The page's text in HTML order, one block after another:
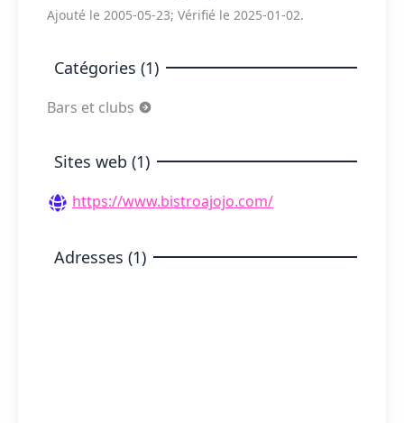
Ajouté le 2005-05-23; Vérifié le 2025-01-02.
Catégories (1)
Bars et clubs
Sites web (1)
https://www.bistroajojo.com/
Adresses (1)